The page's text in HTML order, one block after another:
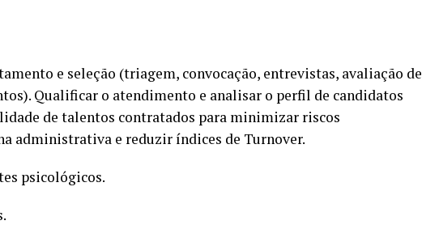
e seleção (triagem, convocação, entrevistas, avaliação de
Qualificar o atendimento e analisar o perfil de candidatos
de talentos contratados para minimizar riscos
administrativa e reduzir índices de Turnover.
psicológicos.